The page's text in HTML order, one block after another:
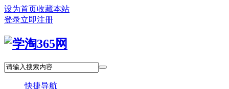
设为首页收藏本站
登录立即注册
快捷导航